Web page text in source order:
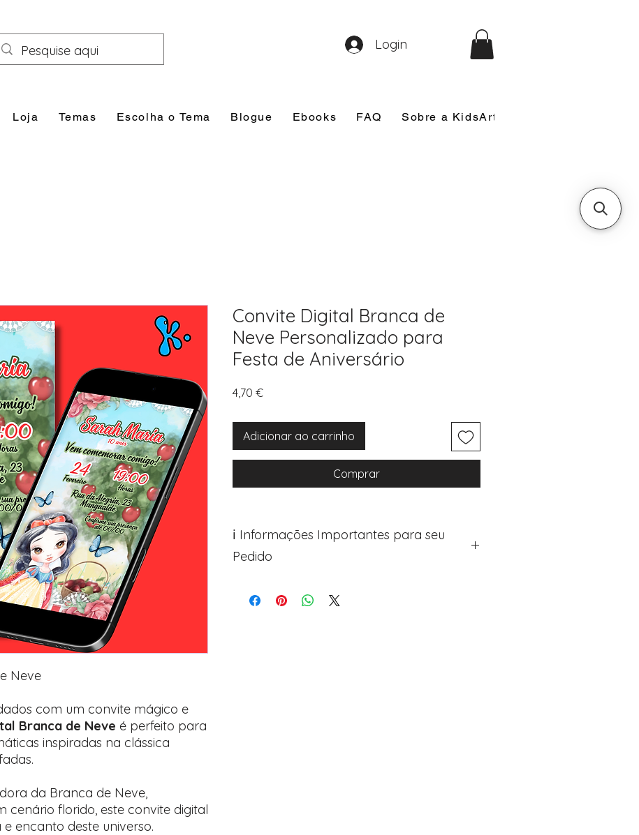
Loja Temas Escolha o Tema Blogue Ebooks FAQ Sobre a KidsArt
Login
Neve
com um convite mágico e
Branca de Neve é perfeito para
inspiradas na clássica
da Branca de Neve,
cenário florido, este convite digital
encanto deste universo.
Convite Digital Branca de
Neve Personalizado para
Festa de Aniversário
4,70 €Preço
Adicionar ao carrinho
Comprar
ℹ️ Informações Importantes para seu
Pedido
Avance para a página de checkout (próximo passo